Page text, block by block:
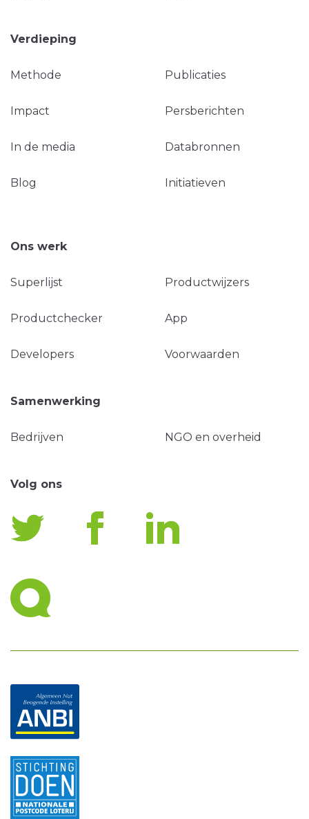
Verdieping
Methode Publicaties
Impact Persberichten
In de media Databronnen
Blog Initiatieven
Ons werk
Superlijst Productwijzers
Productchecker App
Developers Voorwaarden
Samenwerking
Bedrijven NGO en overheid
Volg ons